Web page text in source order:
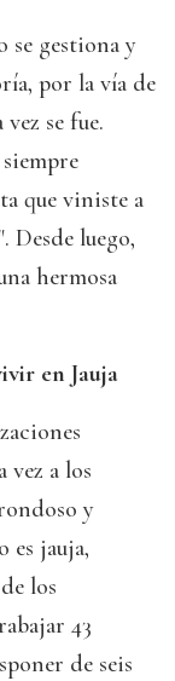
se gestiona y
por la vía de
se fue.
que viniste a
Desde luego,
hermosa
en Jauja
vez a los
y
es jauja,
los
43
de seis